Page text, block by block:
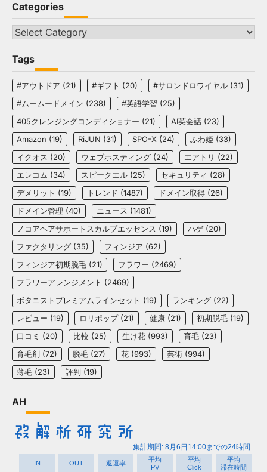
Categories
Categories
Tags
#アウトドア (21) #ギフト (20) #サロンドロワイヤル (31)
#ムームードメイン (238) #英語学習 (25)
405クレンジングコンディショナー (21) AI英会話 (23)
Amazon (19) RiJUN (31) SPO-X (24) ふわ姫 (33)
イクオス (20) ウェブホスティング (24) エアトリ (22)
エレコム (34) スピークエル (25) セキュリティ (28)
デメリット (19) トレンド (1487) ドメイン取得 (26)
ドメイン管理 (40) ニュース (1481)
ノコアヘアサポートスカルプエッセンス (19) ハゲ (20)
ファクタリング (35) フィンジア (62)
フィンジア初期脱毛 (21) フラワー (2469)
フラワーアレンジメント (2469)
ボタニストプレミアムラインセット (19) ランキング (22)
レビュー (19) ロリポップ(21) 健康 (21) 初期脱毛 (19)
口コミ (20) 比較 (25) 生け花 (993) 育毛 (23)
育毛剤 (72) 脱毛 (27) 花 (993) 芸術 (994)
薄毛 (23) 評判 (19)
AH